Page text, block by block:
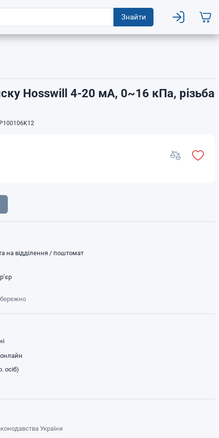
Знайти
Hosswill 4-20 мА, 0~16 кПа, різьба
на відділення / поштомат
осіб)
України